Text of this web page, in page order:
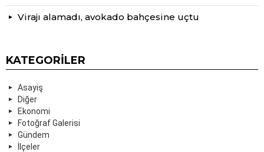
Virajı alamadı, avokado bahçesine uçtu
KATEGORILER
Asayiş
Diğer
Ekonomi
Fotoğraf Galerisi
Gündem
İlçeler